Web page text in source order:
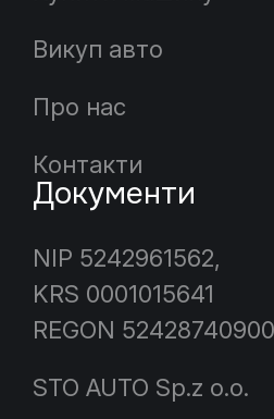
Викуп авто
Про нас
Контакти
Документи
NIP 5242961562,
KRS 0001015641
REGON
STO AUTO Sp.z o.o.